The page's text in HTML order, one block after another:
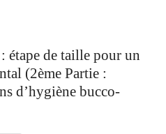
de taille pour un
(2ème Partie :
d’hygiène bucco-